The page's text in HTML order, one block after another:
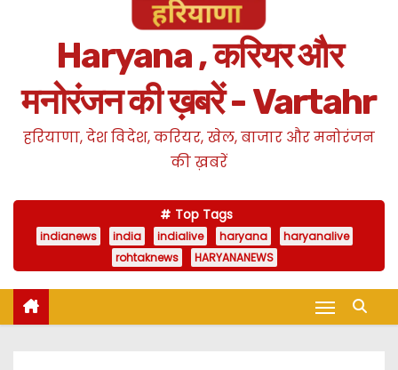
Haryana , करियर और
मनोरंजन की ख़बरें - Vartahr
हरियाणा, देश विदेश, करियर, खेल, बाजार और मनोरंजन
की ख़बरें
Top Tags
indianews india indialive haryana
haryanalive
rohtaknews
HARYANANEWS